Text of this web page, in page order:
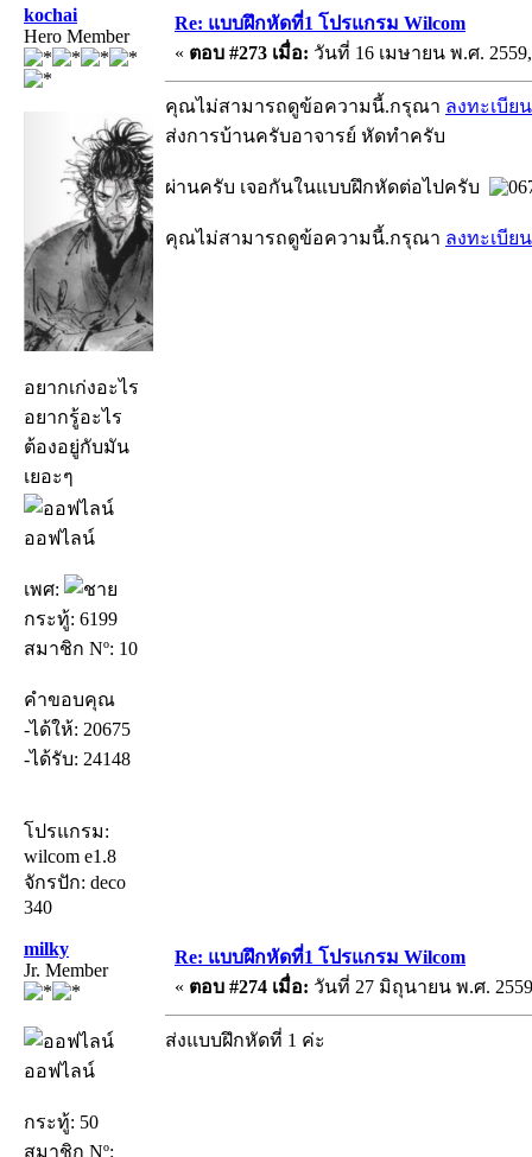
kochai
Hero Member
อยากเก่งอะไร
อยากรู้อะไร
ต้องอยู่กับมัน
เยอะๆ
ออฟไลน์
เพศ:
กระทู้: 6199
สมาชิก Nº: 10
คำขอบคุณ
-ได้ให้: 20675
-ได้รับ: 24148
โปรแกรม:
wilcom e1.8
จักรปัก: deco
340
Re: แบบฝึกหัดที่1 โปรแกรม Wilcom
« ตอบ #273 เมื่อ: วันที่ 16 เมษายน พ.ศ. 2559,
คุณไม่สามารถดูข้อความนี้.กรุณา ลงทะเบียน
ส่งการบ้านครับอาจารย์ หัดทำครับ
ผ่านครับ เจอกันในแบบฝึกหัดต่อไปครับ
คุณไม่สามารถดูข้อความนี้.กรุณา ลงทะเบียน
milky
Jr. Member
ออฟไลน์
กระทู้: 50
สมาชิก Nº:
Re: แบบฝึกหัดที่1 โปรแกรม Wilcom
« ตอบ #274 เมื่อ: วันที่ 27 มิถุนายน พ.ศ.
ส่งแบบฝึกหัดที่ 1 ค่ะ